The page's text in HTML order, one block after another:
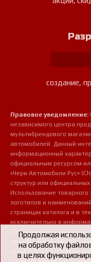
создание,
Правовое уведомление:
независимого центра
мультибрендового
автомобилей. Данный
информационный
официальным ресурсом
«Чери Автомобили Рус»
структур или
Использование товарного
логотипов и
страницах каталога и в
исключительно в
обозначения профиля
точной идентификации
узлов и сопутствующих
Продолжая
на обработку
в целях